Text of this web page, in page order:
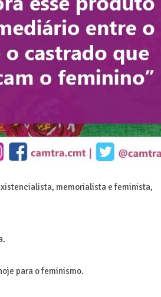
memorialista e feminista,
para o feminismo.